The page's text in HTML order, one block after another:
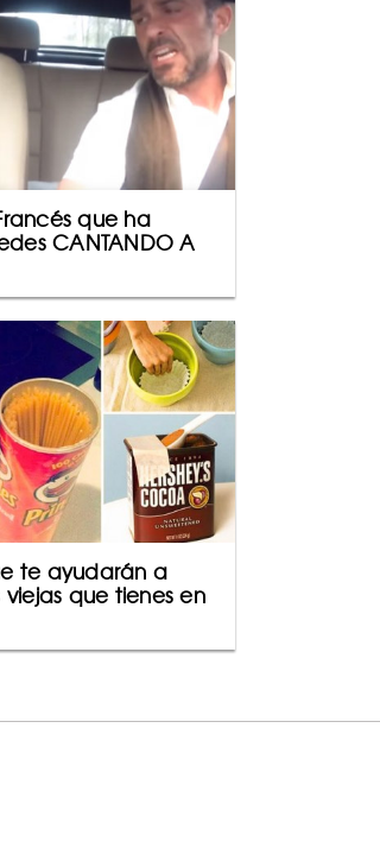
que ha
CANTANDO A
te ayudarán a
viejas que tienes en